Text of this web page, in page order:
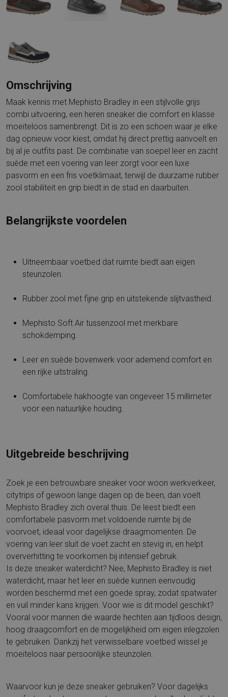
Omschrijving
Maak kennis met Mephisto Bradley in een stijlvolle grijs
combi uitvoering, een heren sneaker die comfort en klasse
moeiteloos samenbrengt. Dit is zo een schoen waar je elke
dag opnieuw voor kiest, omdat hij direct prettig aanvoelt en
bij al je outfits past. De combinatie van soepel leer en zacht
suède met een voering van leer zorgt voor een luxe
pasvorm en een fris voetklimaat, terwijl de duurzame rubber
zool stabiliteit en grip biedt in de stad en daarbuiten.
Belangrijkste voordelen
Uitneembaar voetbed dat ruimte biedt aan eigen
steunzolen.
Rubber zool met fijne grip en uitstekende slijtvastheid.
Mephisto Soft Air tussenzool met merkbare
schokdemping.
Leer en suède bovenwerk voor ademend comfort en
een rijke uitstraling.
Comfortabele hakhoogte van ongeveer 15 millimeter
voor een natuurlijke houding.
Uitgebreide beschrijving
Zoek je een betrouwbare sneaker voor woon werkverkeer,
citytrips of gewoon lange dagen op de been, dan voelt
Mephisto Bradley zich overal thuis. De leest biedt een
comfortabele pasvorm met voldoende ruimte bij de
voorvoet, ideaal voor dagelijkse draagmomenten. De
voering van leer sluit de voet zacht en stevig in, en helpt
oververhitting te voorkomen bij intensief gebruik.
Is deze sneaker waterdicht? Nee, Mephisto Bradley is niet
waterdicht, maar het leer en suède kunnen eenvoudig
worden beschermd met een goede spray, zodat spatwater
en vuil minder kans krijgen. Voor wie is dit model geschikt?
Vooral voor mannen die waarde hechten aan tijdloos design,
hoog draagcomfort en de mogelijkheid om eigen inlegzolen
te gebruiken. Dankzij het verwisselbare voetbed wissel je
moeiteloos naar persoonlijke steunzolen.
Waarvoor kun je deze sneaker gebruiken? Voor dagelijks